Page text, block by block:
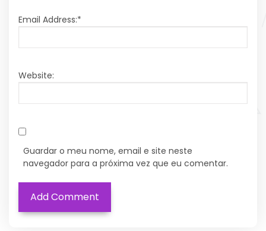
Email Address:*
Website:
Guardar o meu nome, email e site neste
navegador para a próxima vez que eu comentar.